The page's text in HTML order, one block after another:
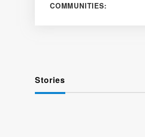
COMMUNITIES:
Stories